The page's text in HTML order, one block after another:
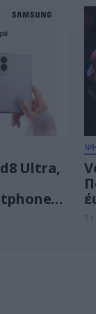
Ultra,